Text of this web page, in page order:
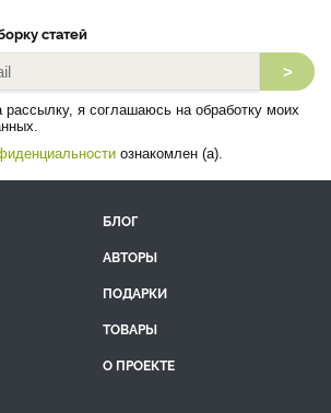
статей
>
рассылку, я соглашаюсь на обработку моих
ознакомлен (а).
БЛОГ
АВТОРЫ
ПОДАРКИ
ТОВАРЫ
О ПРОЕКТЕ